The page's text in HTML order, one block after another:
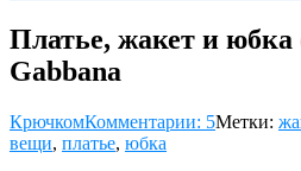
Платье, жакет и юбка
Gabbana
КрючкомКомментарии: 5Метки:
вещи, платье, юбка